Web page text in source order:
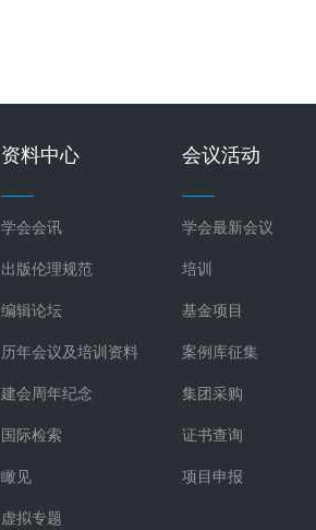
资料中心
学会会讯
出版伦理规范
编辑论坛
历年会议及培训资料
建会周年纪念
国际检索
瞰见
虚拟专题
会议活动
学会最新会议
培训
基金项目
案例库征集
集团采购
证书查询
项目申报